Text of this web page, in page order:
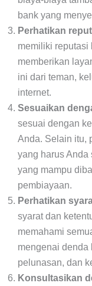
bank yang
Perhatikan
memiliki reputasi
memberikan
ini dari teman,
internet.
Sesuaikan
sesuai dengan
Anda. Selain itu,
yang harus Anda
yang mampu
pembiayaan.
Perhatikan
syarat dan
memahami
mengenai denda
pelunasan, dan
Konsultasikan